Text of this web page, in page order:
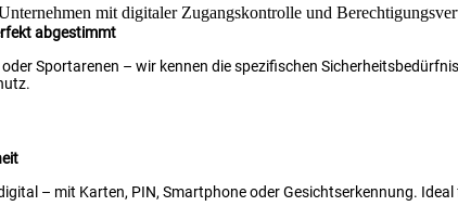
abgestimmt
Sportarenen – wir kennen die spezifischen
– mit Karten, PIN, Smartphone oder Gesichtserkennung.